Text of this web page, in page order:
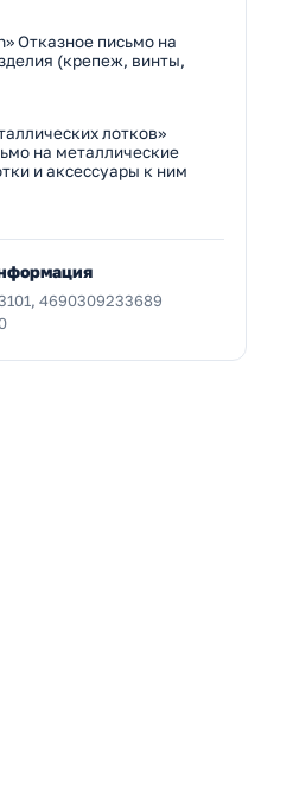
Отказное письмо на
(крепеж, винты,
лотков»
на металлические
и аксессуары к ним
4690309233689